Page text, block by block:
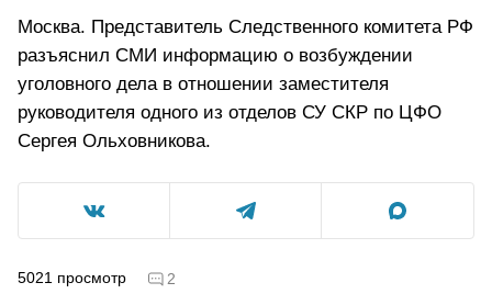
Москва. Представитель Следственного комитета РФ
разъяснил СМИ информацию о возбуждении
уголовного дела в отношении заместителя
руководителя одного из отделов СУ СКР по ЦФО
Сергея Ольховникова.
5021 просмотр 2